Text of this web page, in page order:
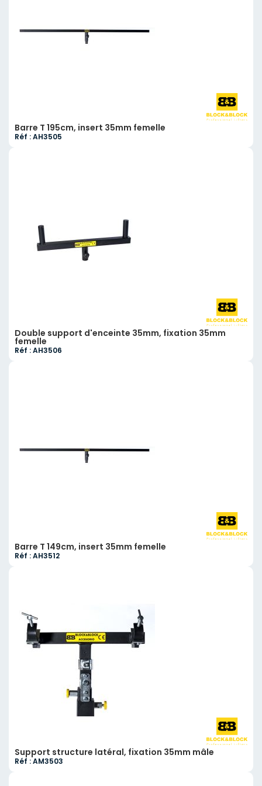
Barre T 195cm, insert 35mm femelle
Réf : AH3505
Double support d'enceinte 35mm, fixation 35mm
femelle
Réf : AH3506
Barre T 149cm, insert 35mm femelle
Réf : AH3512
Support structure latéral, fixation 35mm mâle
Réf : AM3503